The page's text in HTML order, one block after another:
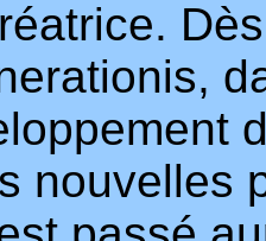
nouvelles